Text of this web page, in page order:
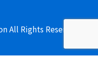
Rights Reserved.